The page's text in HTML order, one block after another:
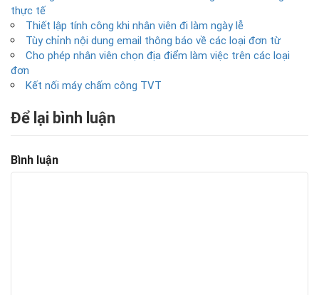
thực tế
Thiết lập tính công khi nhân viên đi làm ngày lễ
Tùy chỉnh nội dung email thông báo về các loại đơn từ
Cho phép nhân viên chọn địa điểm làm việc trên các loại
đơn
Kết nối máy chấm công TVT
Để lại bình luận
Bình luận